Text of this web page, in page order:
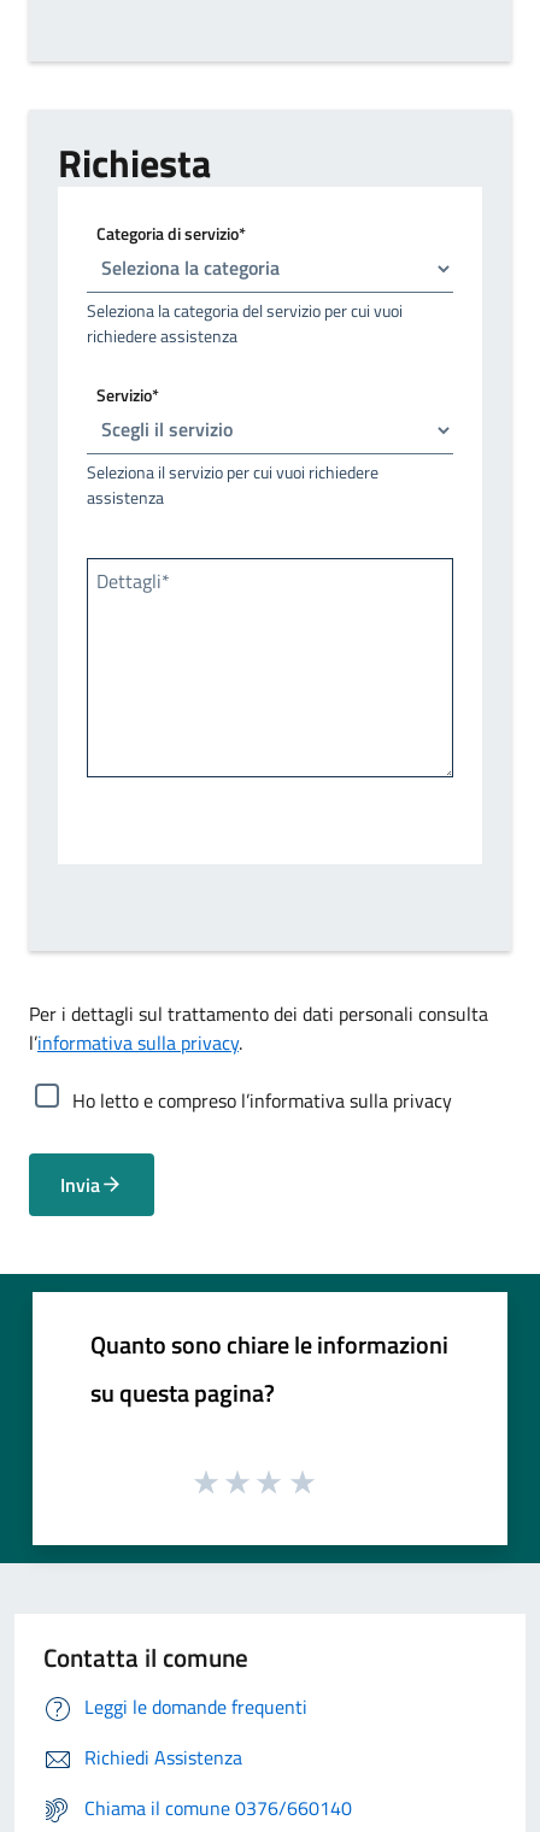
Richiesta
Categoria di servizio*
Seleziona la categoria del servizio per cui vuoi
richiedere assistenza
Servizio*
Seleziona il servizio per cui vuoi richiedere
assistenza
Dettagli*
Per i dettagli sul trattamento dei dati personali consulta
l’informativa sulla privacy.
Ho letto e compreso l’informativa sulla privacy
Invia
Quanto sono chiare le informazioni
su questa pagina?
Contatta il comune
Leggi le domande frequenti
Richiedi Assistenza
Chiama il comune 0376/660140